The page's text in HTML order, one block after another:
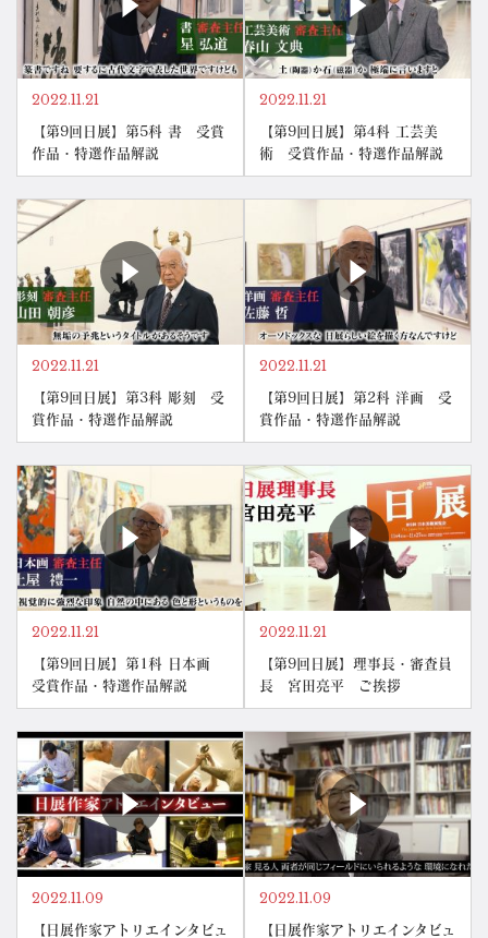
2022.11.21
【第9回日展】第5科 書 受賞
作品・特選作品解説
2022.11.21
【第9回日展】第4科 工芸美
術 受賞作品・特選作品解説
2022.11.21
【第9回日展】第3科 彫刻 受
賞作品・特選作品解説
2022.11.21
【第9回日展】第2科 洋画 受
賞作品・特選作品解説
2022.11.21
【第9回日展】第1科 日本画
受賞作品・特選作品解説
2022.11.21
【第9回日展】理事長・審査員
長 宮田亮平 ご挨拶
2022.11.09
【日展作家アトリエインタビュ
2022.11.09
【日展作家アトリエインタビュ